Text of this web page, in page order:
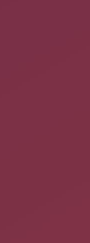
de nommage
toutes les
| awk
à cet
ubuntu/